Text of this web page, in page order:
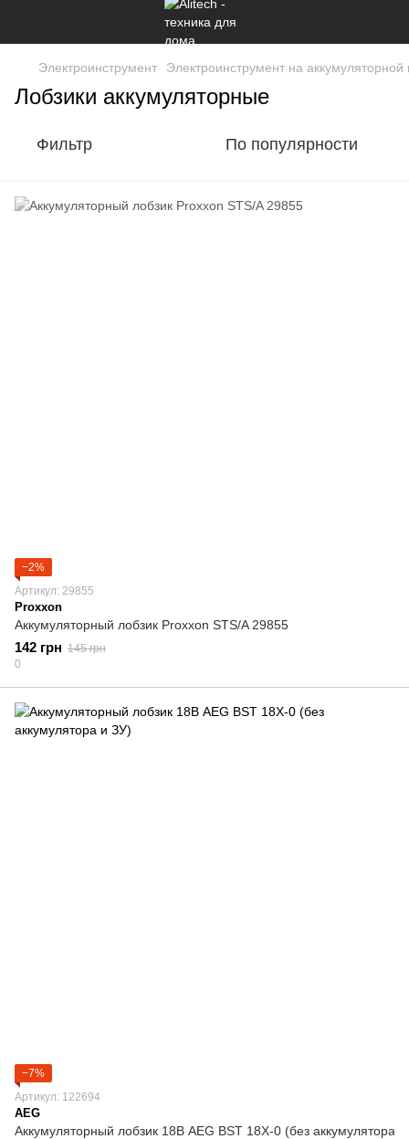
Электроинструмент Электроинструмент на
Лобзики аккумуляторные
Фильтр По популярности
−2%
Артикул: 29855
Proxxon
Аккумуляторный лобзик Proxxon STS/A 29855
142 грн 145 грн
0
−7%
Артикул: 122694
AEG
Аккумуляторный лобзик 18В AEG BST 18X-0 (без аккумулятора